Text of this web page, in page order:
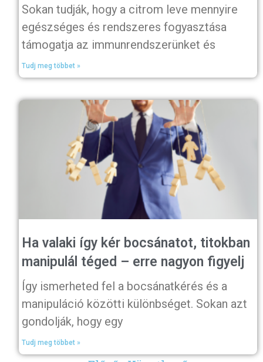
Sokan tudják, hogy a citrom leve mennyire
egészséges és rendszeres fogyasztása
támogatja az immunrendszerünket és
Tudj meg többet »
Ha valaki így kér bocsánatot, titokban
manipulál téged – erre nagyon figyelj
Így ismerheted fel a bocsánatkérés és a
manipuláció közötti különbséget. Sokan azt
gondolják, hogy egy
Tudj meg többet »